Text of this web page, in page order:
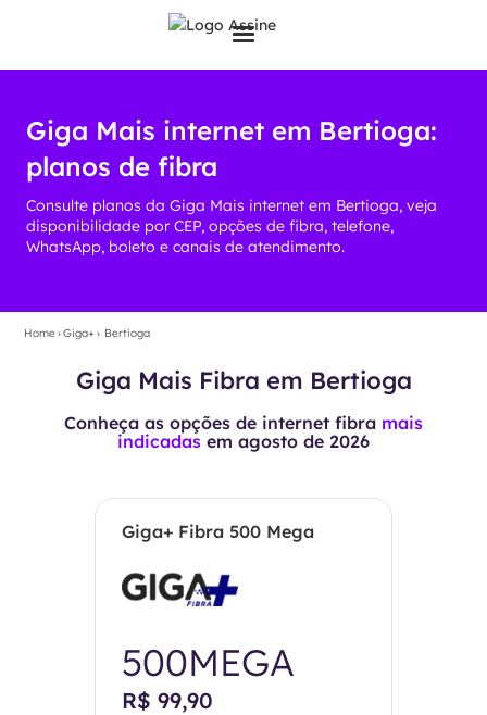
Giga Mais internet em Bertioga:
planos de fibra
Consulte planos da Giga Mais internet em Bertioga, veja
disponibilidade por CEP, opções de fibra, telefone,
WhatsApp, boleto e canais de atendimento.
Home›Giga+› Bertioga
Giga Mais Fibra em Bertioga
Conheça as opções de internet fibra mais
indicadas em agosto de 2026
Giga+ Fibra 500 Mega
500MEGA
R$ 99,90